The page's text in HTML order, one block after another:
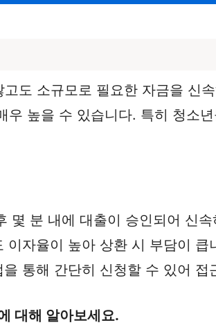
도 소규모로 필요한 자금을 신
우 높을 수 있습니다. 특히 청소
몇 분 내에 대출이 승인되어 신
이자율이 높아 상환 시 부담이 큽
통해 간단히 신청할 수 있어 접
대해 알아보세요.